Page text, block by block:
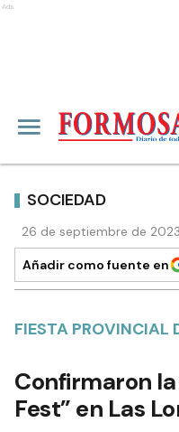
Ads
SOCIEDAD
26 de septiembre de
Añadir como fuente en
FIESTA PROVINCIAL
Confirmaron
Fest” en Las